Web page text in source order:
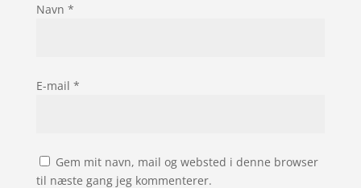
Navn *
E-mail *
Gem mit navn, mail og websted i denne browser
til næste gang jeg kommenterer.